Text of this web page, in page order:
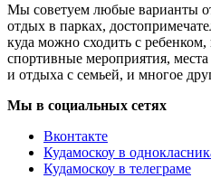
Мы советуем любые варианты
отдых в парках,
куда можно сходить с
спортивные мероприятия,
и отдыха с семьей, и многое
Мы в социальных сетях
Вконтакте
Кудамоскоу в
Кудамоскоу в телеграме